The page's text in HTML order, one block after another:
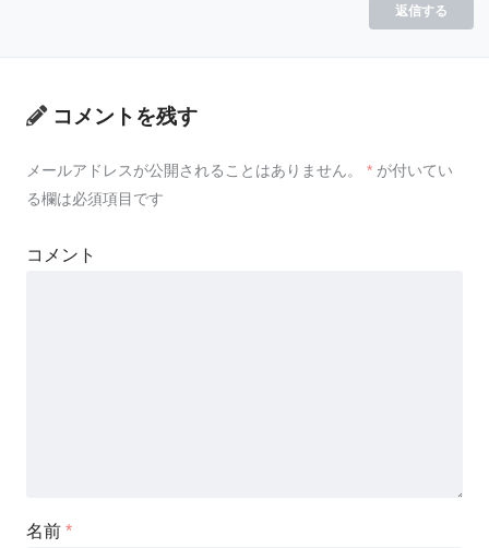
返信する
コメントを残す
メールアドレスが公開されることはありません。 * が付いてい
る欄は必須項目です
コメント
名前 *